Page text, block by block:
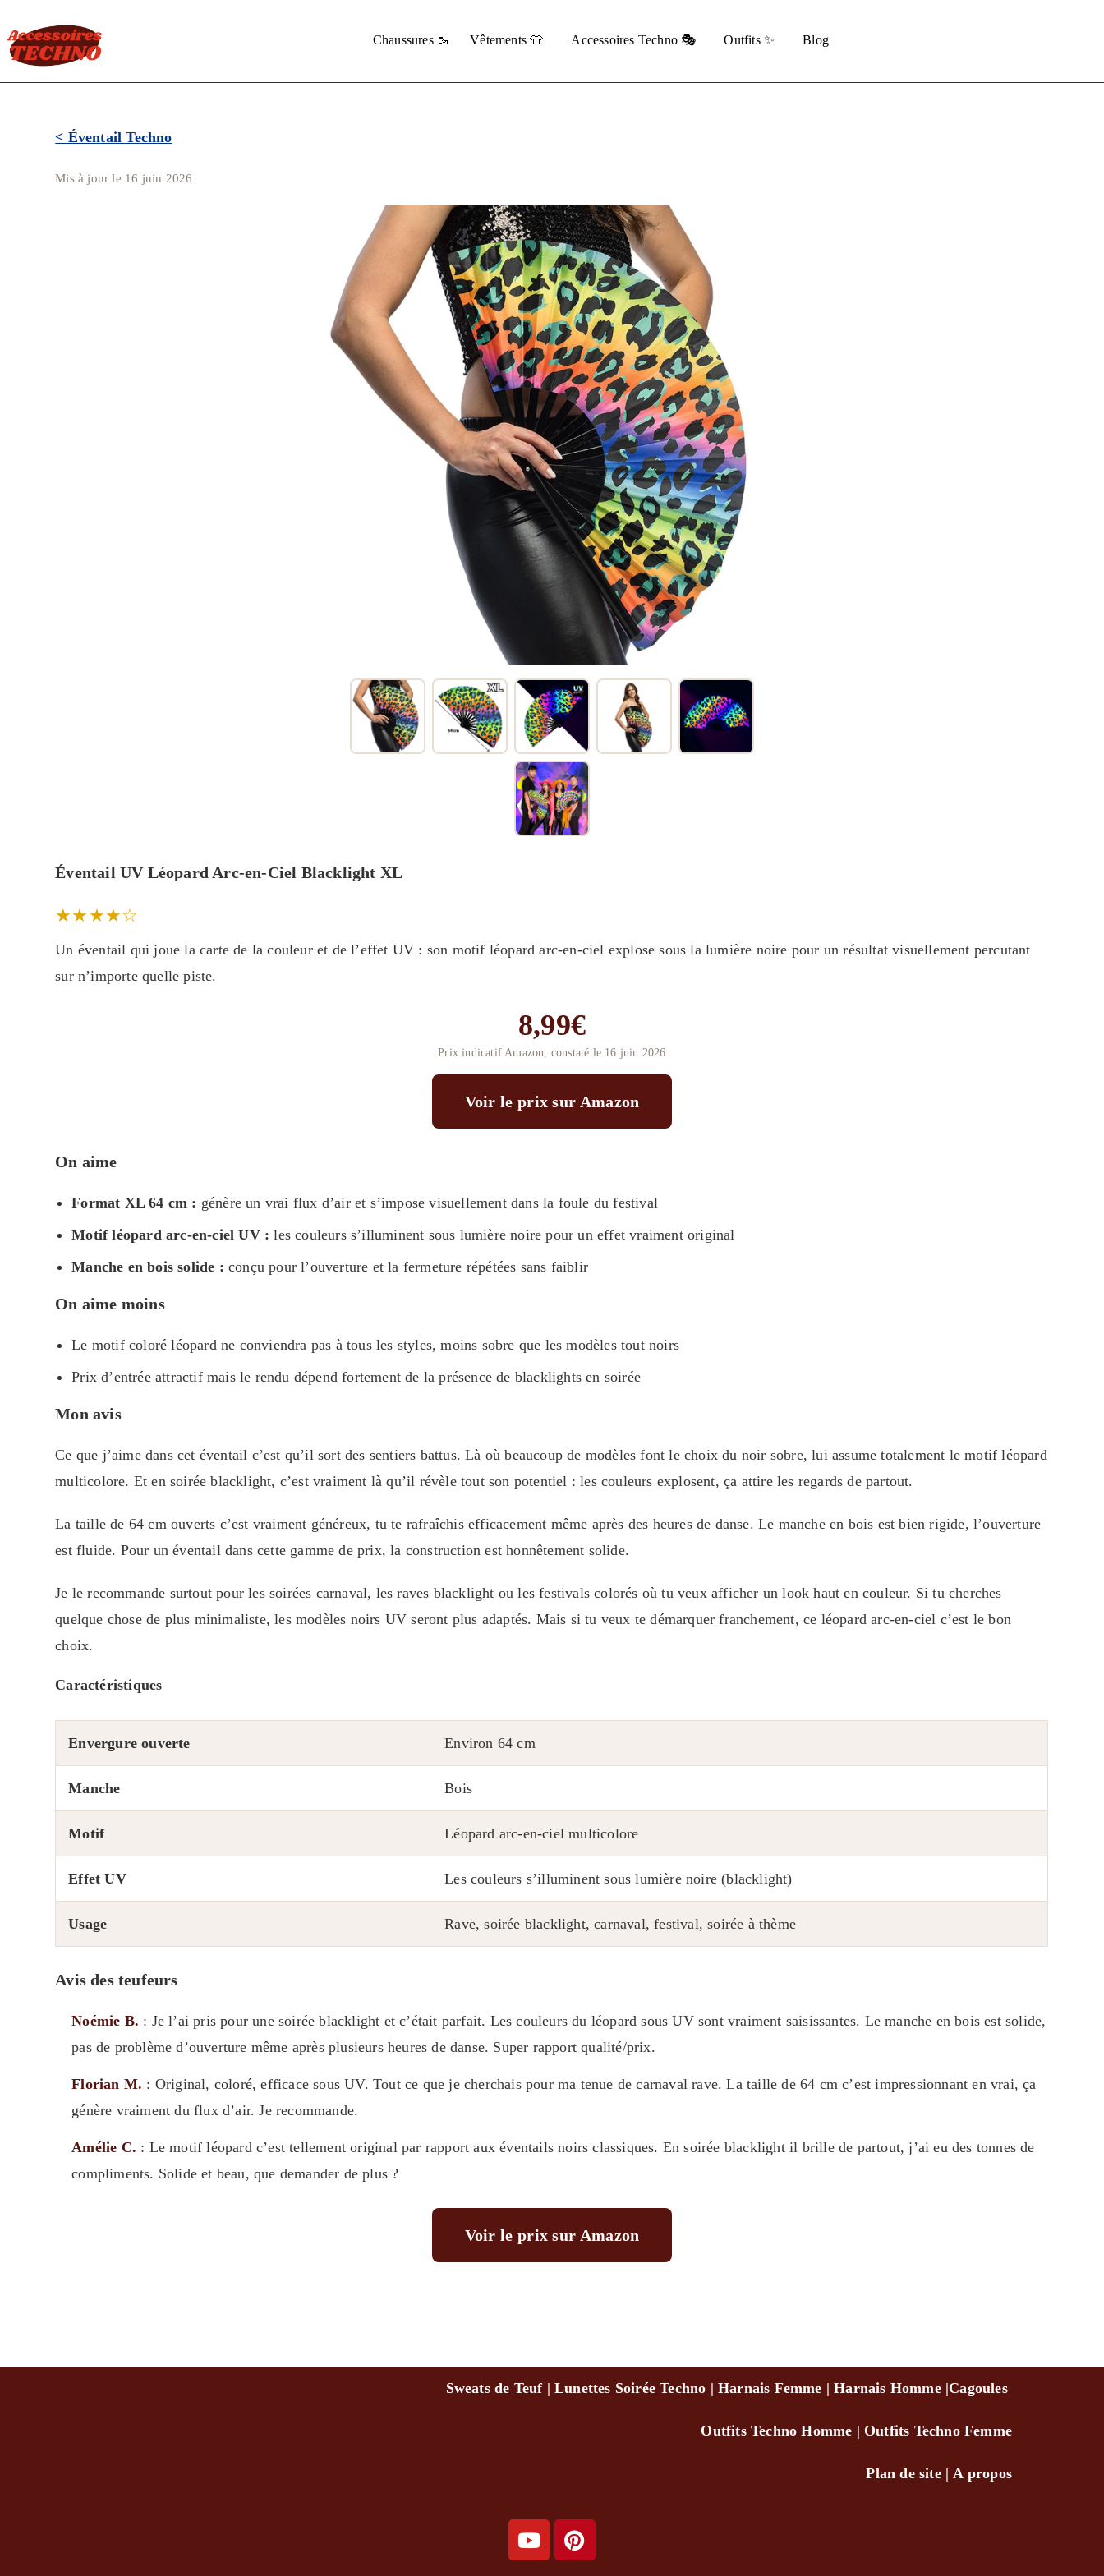
Chaussures 🥾 Vêtements 👕 Accessoires Techno 🎭 Outfits ✨ Blog
< Éventail Techno
Mis à jour le 16 juin 2026
Éventail UV Léopard Arc-en-Ciel Blacklight XL
★★★★☆
Un éventail qui joue la carte de la couleur et de l’effet UV : son motif léopard arc-en-ciel explose sous la lumière noire pour un résultat visuellement percutant
sur n’importe quelle piste.
8,99€
Prix indicatif Amazon, constaté le 16 juin 2026
Voir le prix sur Amazon
On aime
Format XL 64 cm : génère un vrai flux d’air et s’impose visuellement dans la foule du festival
Motif léopard arc-en-ciel UV : les couleurs s’illuminent sous lumière noire pour un effet vraiment original
Manche en bois solide : conçu pour l’ouverture et la fermeture répétées sans faiblir
On aime moins
Le motif coloré léopard ne conviendra pas à tous les styles, moins sobre que les modèles tout noirs
Prix d’entrée attractif mais le rendu dépend fortement de la présence de blacklights en soirée
Mon avis
Ce que j’aime dans cet éventail c’est qu’il sort des sentiers battus. Là où beaucoup de modèles font le choix du noir sobre, lui assume totalement le motif léopard
multicolore. Et en soirée blacklight, c’est vraiment là qu’il révèle tout son potentiel : les couleurs explosent, ça attire les regards de partout.
La taille de 64 cm ouverts c’est vraiment généreux, tu te rafraîchis efficacement même après des heures de danse. Le manche en bois est bien rigide, l’ouverture
est fluide. Pour un éventail dans cette gamme de prix, la construction est honnêtement solide.
Je le recommande surtout pour les soirées carnaval, les raves blacklight ou les festivals colorés où tu veux afficher un look haut en couleur. Si tu cherches
quelque chose de plus minimaliste, les modèles noirs UV seront plus adaptés. Mais si tu veux te démarquer franchement, ce léopard arc-en-ciel c’est le bon
choix.
Caractéristiques
Envergure ouverte Environ 64 cm
Manche Bois
Motif Léopard arc-en-ciel multicolore
Effet UV Les couleurs s’illuminent sous lumière noire (blacklight)
Usage Rave, soirée blacklight, carnaval, festival, soirée à thème
Avis des teufeurs
Noémie B. : Je l’ai pris pour une soirée blacklight et c’était parfait. Les couleurs du léopard sous UV sont vraiment saisissantes. Le manche en bois est solide,
pas de problème d’ouverture même après plusieurs heures de danse. Super rapport qualité/prix.
Florian M. : Original, coloré, efficace sous UV. Tout ce que je cherchais pour ma tenue de carnaval rave. La taille de 64 cm c’est impressionnant en vrai, ça
génère vraiment du flux d’air. Je recommande.
Amélie C. : Le motif léopard c’est tellement original par rapport aux éventails noirs classiques. En soirée blacklight il brille de partout, j’ai eu des tonnes de
compliments. Solide et beau, que demander de plus ?
Voir le prix sur Amazon
Sweats de Teuf | Lunettes Soirée Techno | Harnais Femme |Harnais Homme|Cagoules
Outfits Techno Homme | Outfits Techno Femme
Plan de site| A propos